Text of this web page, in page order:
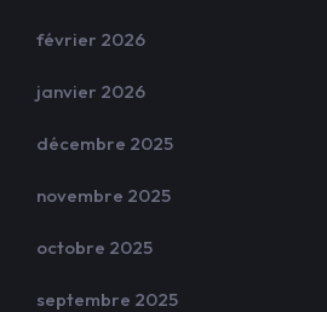
février 2026
janvier 2026
décembre 2025
novembre 2025
octobre 2025
septembre 2025